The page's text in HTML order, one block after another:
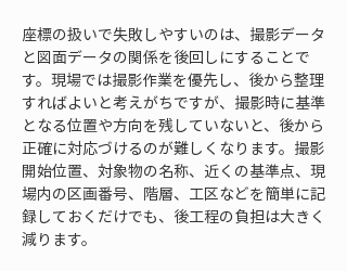
座標の扱いで失敗しやすいのは、撮影データ
と図面データの関係を後回しにすることで
す。現場では撮影作業を優先し、後から整理
すればよいと考えがちですが、撮影時に基準
となる位置や方向を残していないと、後から
正確に対応づけるのが難しくなります。撮影
開始位置、対象物の名称、近くの基準点、現
場内の区画番号、階層、工区などを簡単に記
録しておくだけでも、後工程の負担は大きく
減ります。